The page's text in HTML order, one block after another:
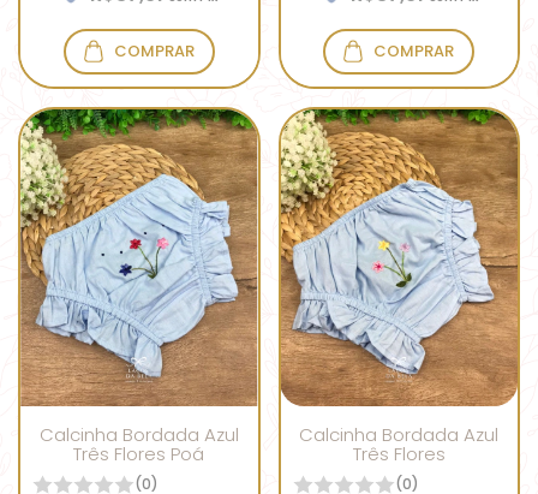
COMPRAR COMPRAR
Calcinha Bordada Azul
Três Flores Poá
(0)
Calcinha Bordada Azul
Três Flores
(0)